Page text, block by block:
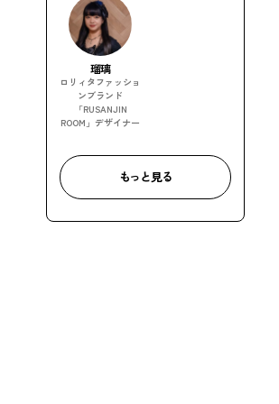
瑠璃
ロリィタファッショ
ンブランド
「RUSANJIN
ROOM」デザイナー
もっと見る